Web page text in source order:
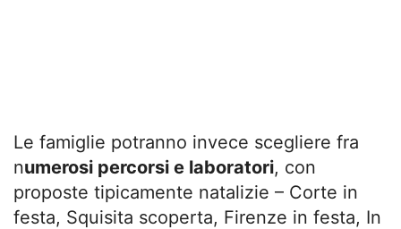
Le famiglie potranno invece scegliere fra
numerosi percorsi e laboratori, con
proposte tipicamente natalizie – Corte in
festa, Squisita scoperta, Firenze in festa, In